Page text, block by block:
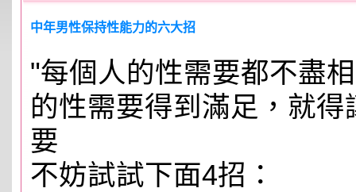
中年男性保持性能力的六大招
"每個人的性需要都不盡
的性需要得到滿足，就
要
不妨試試下面4招：